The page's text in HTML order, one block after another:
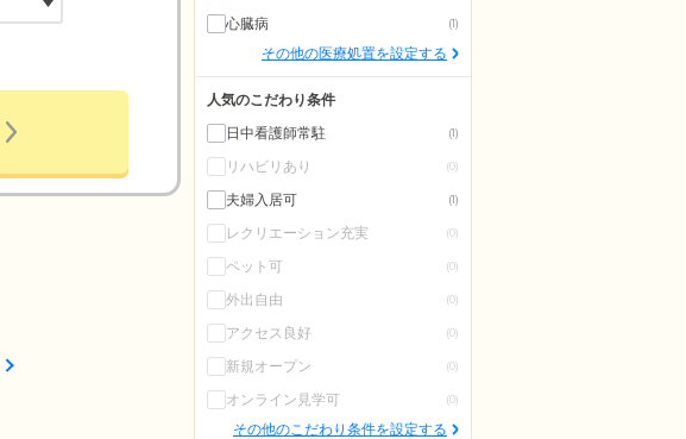
心臓病 (1)
その他の医療処置を設定する
人気のこだわり条件
日中看護師常駐
(1)
リハビリあり (0)
夫婦入居可 (1)
レクリエーション充実 (0)
ペット可 (0)
外出自由 (0)
アクセス良好 (0)
新規オープン (0)
オンライン見学可 (0)
その他のこだわり条件を設定する